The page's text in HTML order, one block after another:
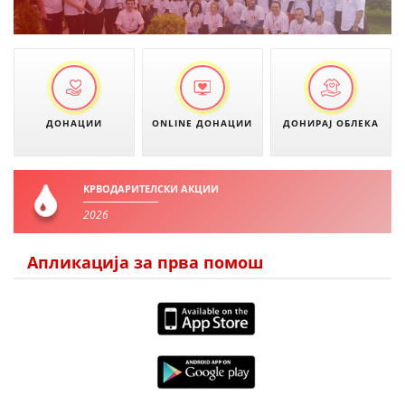
MЕЃУНАРОДНО ХУМАНИТАРНО ПРАВО
ПРОМОЦИЈА НА ХУМАНИ ВРЕДНОСТИ
УПОТРЕБА И ЗАШТИТА НА АМБЛЕМОТ
КАКО ДА ДОНИРАТЕ
ПОДГОТВЕНОСТ И ДЕЈСТВО ПРИ КАТАСТРОФИ
ОДНОСИ СО ЈАВНОСТ
ИСТРАЖУВАЊЕ НА ЈАВНО МИСЛЕЊЕ
ДОГОВОРИ
ДОНАЦИИ ONLINE ДОНАЦИИ ДОНИРАЈ ОБЛЕКА
КРВОДАРИТЕЛСКИ АКЦИИ
2026
Апликација за прва помош